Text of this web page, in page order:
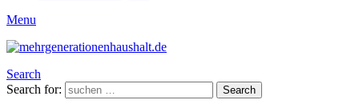
Menu
Search
Search for:
Search